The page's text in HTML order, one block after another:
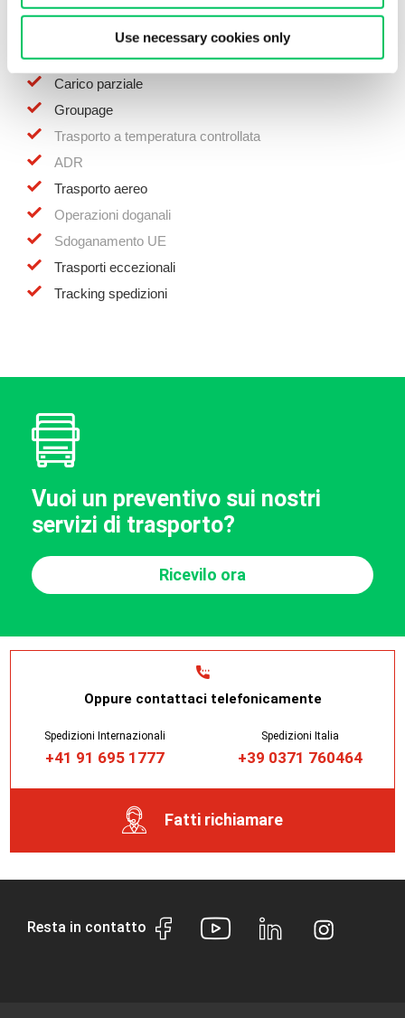
Use necessary cookies only
Polonia:
Carico completo
Carico parziale
Groupage
Trasporto a temperatura controllata
ADR
Trasporto aereo
Operazioni doganali
Sdoganamento UE
Trasporti eccezionali
Tracking spedizioni
Vuoi un preventivo sui nostri
servizi di trasporto?
Ricevilo ora
Oppure contattaci telefonicamente
Spedizioni Internazionali
+41 91 695 1777
Spedizioni Italia
+39 0371 760464
Fatti richiamare
Resta in contatto